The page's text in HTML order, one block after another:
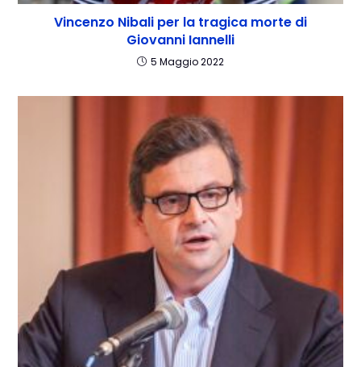
Vincenzo Nibali per la tragica morte di
Giovanni Iannelli
5 Maggio 2022